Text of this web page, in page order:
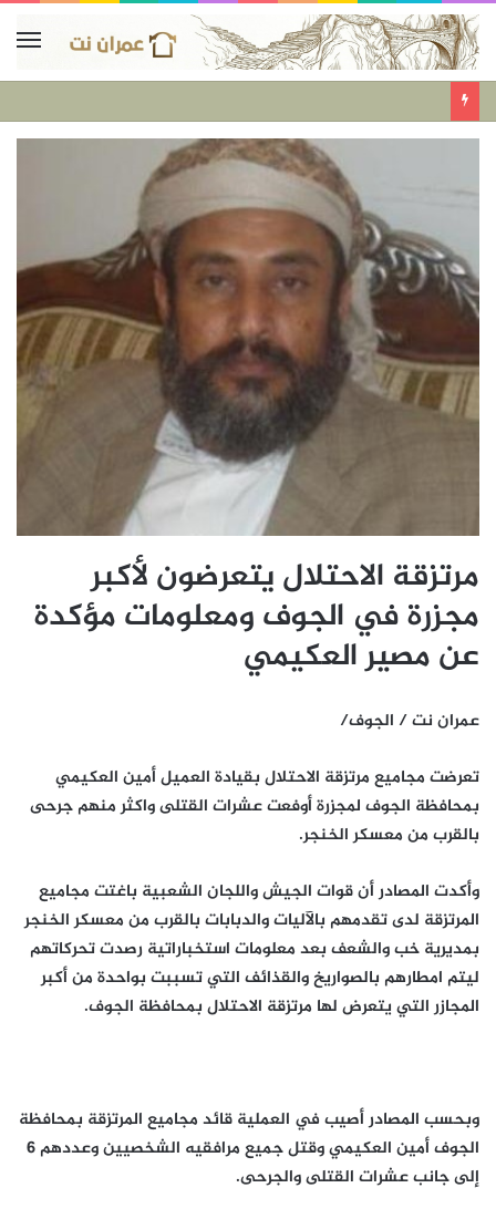
مرتزقة الاحتلال يتعرضون لأكبر
مجزرة في الجوف ومعلومات مؤكدة
عن مصير العكيمي
عمران نت / الجوف/
تعرضت مجاميع مرتزقة الاحتلال بقيادة العميل أمين العكيمي
بمحافظة الجوف لمجزرة أوفعت عشرات القتلى واكثر منهم جرحى
بالقرب من معسكر الخنجر.
وأكدت المصادر أن قوات الجيش واللجان الشعبية باغتت مجاميع
المرتزقة لدى تقدمهم بالآليات والدبابات بالقرب من معسكر الخنجر
بمديرية خب والشعف بعد معلومات استخباراتية رصدت تحركاتهم
ليتم امطارهم بالصواريخ والقذائف التي تسببت بواحدة من أكبر
المجازر التي يتعرض لها مرتزقة الاحتلال بمحافظة الجوف.
وبحسب المصادر أصيب في العملية قائد مجاميع المرتزقة بمحافظة
الجوف أمين العكيمي وقتل جميع مرافقيه الشخصيين وعددهم 6
إلى جانب عشرات القتلى والجرحى.